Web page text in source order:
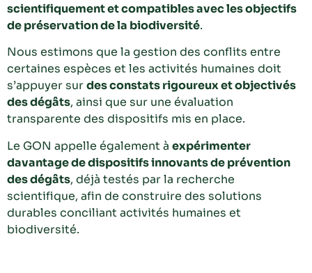
scientifiquement et compatibles avec les objectifs
de préservation de la biodiversité.
Nous estimons que la gestion des conflits entre
certaines espèces et les activités humaines doit
s’appuyer surdes constats rigoureux et objectivés
des dégâts, ainsi que sur une évaluation
transparente des dispositifs mis en place.
Le GON appelle également à expérimenter
davantage de dispositifs innovants de prévention
des dégâts, déjà testés par la recherche
scientifique, afin de construire des solutions
durables conciliant activités humaines et
biodiversité.